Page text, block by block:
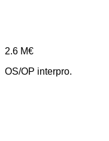
2.6 M€
OS/OP interpro.